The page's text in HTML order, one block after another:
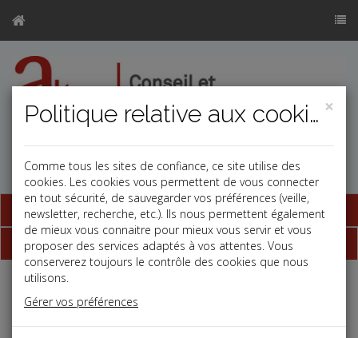
Base documentaire
Dépêches
Fiscal TPE
Date: 2023-05-23
×
Politique relative aux cookies
Comme tous les sites de confiance, ce site utilise des
cookies. Les cookies vous permettent de vous connecter
en tout sécurité, de sauvegarder vos préférences (veille,
newsletter, recherche, etc.). Ils nous permettent également
de mieux vous connaitre pour mieux vous servir et vous
proposer des services adaptés à vos attentes. Vous
conserverez toujours le contrôle des cookies que nous
utilisons.
Gérer vos préférences